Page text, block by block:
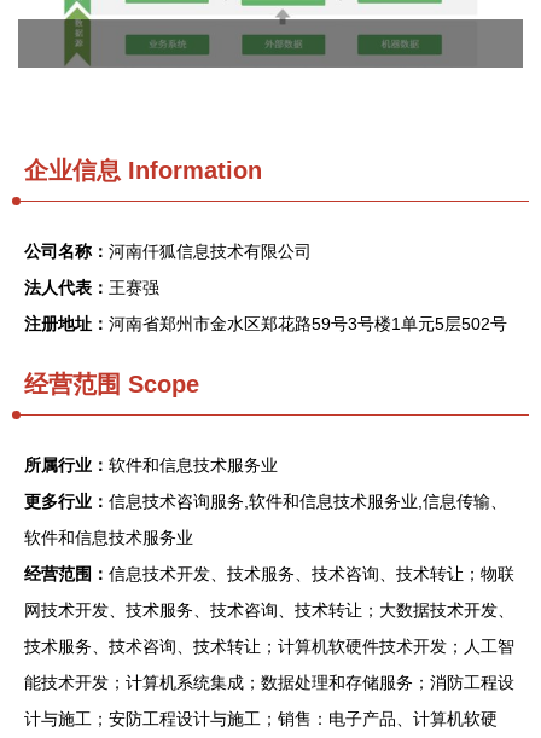
企业信息 Information
公司名称： 河南仟狐信息技术有限公司
法人代表： 王赛强
注册地址： 河南省郑州市金水区郑花路59号3号楼1单元5层502号
经营范围 Scope
所属行业： 软件和信息技术服务业
更多行业： 信息技术咨询服务,软件和信息技术服务业,信息传输、
软件和信息技术服务业
经营范围： 信息技术开发、技术服务、技术咨询、技术转让；物联
网技术开发、技术服务、技术咨询、技术转让；大数据技术开发、
技术服务、技术咨询、技术转让；计算机软硬件技术开发；人工智
能技术开发；计算机系统集成；数据处理和存储服务；消防工程设
计与施工；安防工程设计与施工；销售：电子产品、计算机软硬